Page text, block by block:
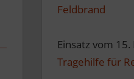
Feldbrand
Einsatz vom
Tragehilfe für